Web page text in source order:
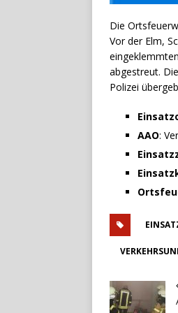
Die
Vor der Elm,
abgestreut.
Polizei
AAO: